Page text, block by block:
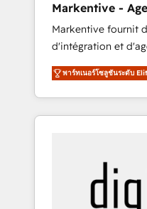
know what you
recommendations
OTF is an Elite
Partners) and was
Partner of the Year 💥 Trusted by
companies to help
more business, by
www.onthefuze.com/
us to learn more!
Markentive -
EN
Markentive fournit
d'intégration et
et North America.
marketing
et webdesign. Markentive is both a
consulting firm, a
webdesign (We
customers).
พาร์ทเนอร์โซลูชันระดับ